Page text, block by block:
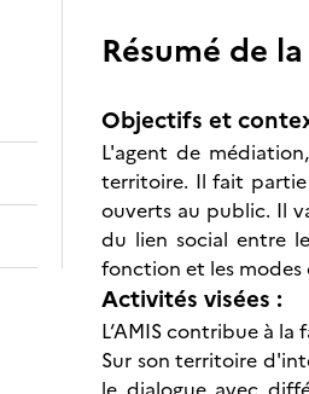
Résumé de
Objectifs et
L'agent de
territoire. Il fait partie
ouverts au public. Il
du lien social entre
fonction et les modes
Activités visées :
L‘AMIS contribue à
Sur son territoire